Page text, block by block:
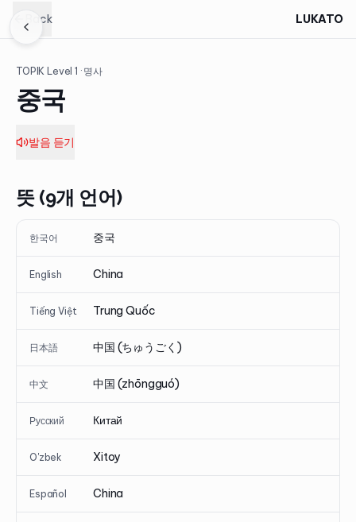
Back LUKATO
TOPIK Level1 · 명사
중국
발음 듣기
뜻 (9개 언어)
한국어 중국
English China
Tiếng Việt Trung Quốc
日本語 中国 (ちゅうごく)
中文 中国 (zhōngguó)
Русский Китай
O'zbek Xitoy
Español China